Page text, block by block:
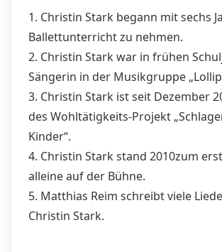
1. Christin Stark begann mit sechs
Ballettunterricht zu nehmen.
2. Christin Stark war in frühen
Sängerin in der Musikgruppe
3. Christin Stark ist seit Dezember
des Wohltätigkeits-Projekt
Kinder“.
4. Christin Stark stand 2010zum
alleine auf der Bühne.
5. Matthias Reim schreibt viele
Christin Stark.